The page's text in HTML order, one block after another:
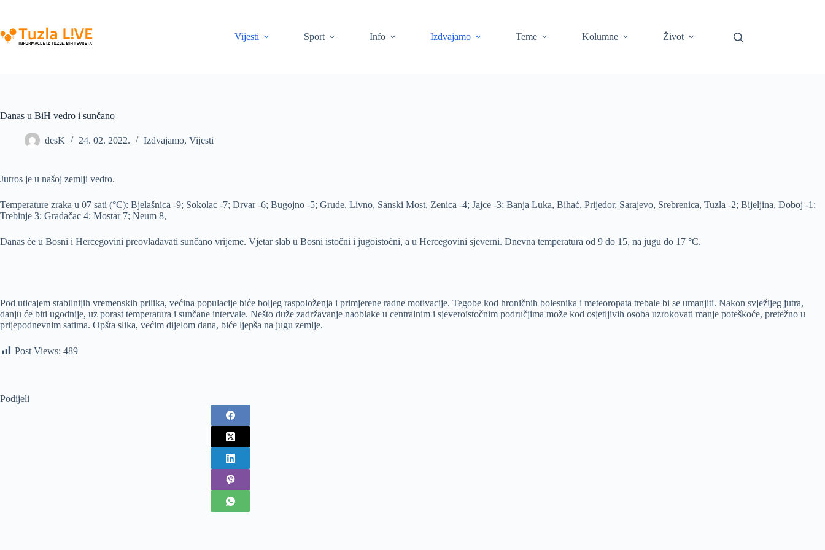
content
Vijesti
Sport Info Izdvajamo Teme Kolumne Život
Danas u BiH vedro i sunčano
desK 24. 02. 2022. Izdvajamo, Vijesti
Jutros je u našoj zemlji vedro.
Temperature zraka u 07 sati (°C): Bjelašnica -9; Sokolac -7; Drvar -6; Bugojno -5; Grude, Livno, Sanski Most, Zenica -4; Jajce -3; Banja Luka, Bihać, Prijedor, Sarajevo, Srebrenica, Tuzla -2; Bijeljina, Doboj -1;
Trebinje 3; Gradačac 4; Mostar 7; Neum 8,
Danas će u Bosni i Hercegovini preovladavati sunčano vrijeme. Vjetar slab u Bosni istočni i jugoistočni, a u Hercegovini sjeverni. Dnevna temperatura od 9 do 15, na jugu do 17 °C.
Pod uticajem stabilnijih vremenskih prilika, većina populacije biće boljeg raspoloženja i primjerene radne motivacije. Tegobe kod hroničnih bolesnika i meteoropata trebale bi se umanjiti. Nakon svježijeg jutra,
danju će biti ugodnije, uz porast temperatura i sunčane intervale. Nešto duže zadržavanje naoblake u centralnim i sjeveroistočnim područjima može kod osjetljivih osoba uzrokovati manje poteškoće, pretežno u
prijepodnevnim satima. Opšta slika, većim dijelom dana, biće ljepša na jugu zemlje.
Post Views: 489
Podijeli